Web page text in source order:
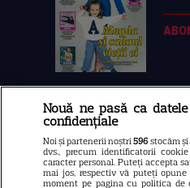
Libertatea
Știri
Nouă ne pasă ca
confidențiale
Noi și partenerii noștri596 stocăm
dvs., precum identificatorii
caracter personal. Puteți accepta
mai jos, respectiv vă puteți
moment pe pagina cu politica de